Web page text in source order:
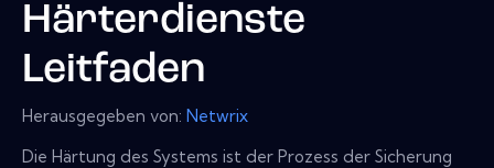
Härterdienste
Leitfaden
Herausgegeben von: Netwrix
Die Härtung des Systems ist der Prozess der Sicherung